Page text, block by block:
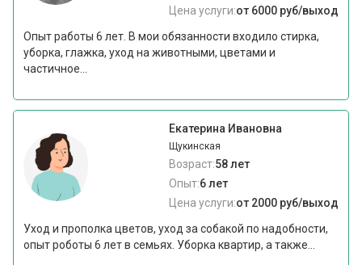
Цена услуги:от 6000 руб/выход
Опыт работы 6 лет. В мои обязанности входило стирка,
уборка, глажка, уход на животными, цветами и
частичное...
Екатерина Ивановна
Щукинская
Возраст:58 лет
Опыт:6 лет
Цена услуги:от 2000 руб/выход
Уход и прополка цветов, уход за собакой по надобности,
опыт роботы 6 лет в семьях. Уборка квартир, а также...